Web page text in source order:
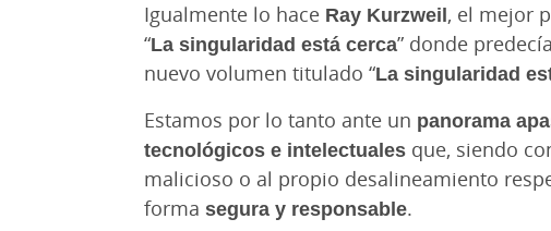
Igualmente lo hace Ray Kurzweil, el mejor
“La singularidad está cerca” donde
nuevo volumen titulado “La singularidad
Estamos por lo tanto ante un panorama
tecnológicos e intelectuales que, siendo
malicioso o al propio desalineamiento
forma segura y responsable.